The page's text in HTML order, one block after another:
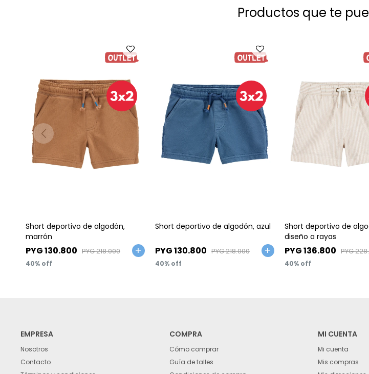
Productos que te
Short deportivo de algodón,
marrón
PYG130.800 PYG218.000
40
Short deportivo de algodón, azul
PYG130.800 PYG218.000
40
Short deportivo de
diseño a rayas
PYG136.800 PYG
40
EMPRESA
Nosotros
Contacto
COMPRA
Cómo comprar
Guía de talles
MI CUENTA
Mi cuenta
Mis compras